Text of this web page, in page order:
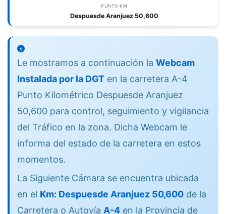
PUNTO KM
Despuesde Aranjuez 50,600
Le mostramos a continuación la Webcam
Instalada por la DGT en la carretera A-4
Punto Kilométrico Despuesde Aranjuez
50,600 para control, seguimiento y vigilancia
del Tráfico en la zona. Dicha Webcam le
informa del estado de la carretera en estos
momentos.
La Siguiente Cámara se encuentra ubicada
en el Km: Despuesde Aranjuez 50,600 de la
Carretera o Autovía A-4 en la Provincia de